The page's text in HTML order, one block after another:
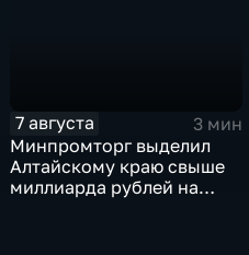
7 августа
3 мин
Минпромторг выделил
Алтайскому краю свыше
миллиарда рублей на